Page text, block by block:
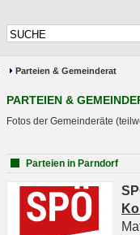
Parteien & Gemeinderat
PARTEIEN &
Fotos der Gemeinderäte
Parteien in Parndorf